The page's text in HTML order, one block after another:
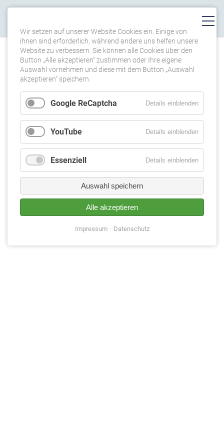
TERMINE
KONZERT IN SÁROSPATAK
(HUN)
19.08.2021 20:00
Sárospatak, Bazilika Minor (HUN)
Wir setzen auf unserer Website Cookies ein. Einige von
ihnen sind erforderlich, während andere uns helfen unsere
Website zu verbessern. Sie können alle Cookies über den
Button „Alle akzeptieren“ zustimmen oder Ihre eigene
Auswahl vornehmen und diese mit dem Button „Auswahl
akzeptieren“ speichern.
Google ReCaptcha Details einblenden
YouTube Details einblenden
Essenziell Details einblenden
Auswahl speichern
Alle akzeptieren
Impressum Datenschutz